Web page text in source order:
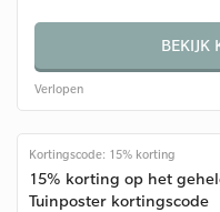
BEKIJK
Verlopen
Kortingscode: 15% korting
15% korting op het
Tuinposter kortingscode